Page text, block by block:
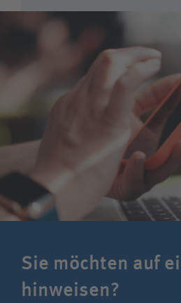
befolgen sämtliche
Wir gehen vertrauensvoll mit
Betriebsgeheimnissen um
dazu verwenden, uns oder
wirtschaftlichen Vorteil zu
Wir achten und schützen das
Eigentum der BG Kliniken.
Wir bewahren das Eigentum
Verlust, Beschädigung und
Sie möchten auf
hinweisen?